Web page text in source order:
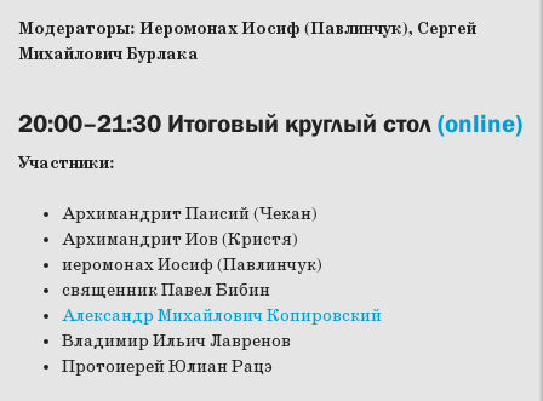
Модераторы: Иеромонах Иосиф (Павлинчук), Сергей
Михайлович Бурлака
20:00–21:30 Итоговый круглый стол (online)
Участники:
Архимандрит Паисий (Чекан)
Архимандрит Иов (Кристя)
иеромонах Иосиф (Павлинчук)
священник Павел Бибин
Александр Михайлович Копировский
Владимир Ильич Лавренов
Протоиерей Юлиан Рацэ